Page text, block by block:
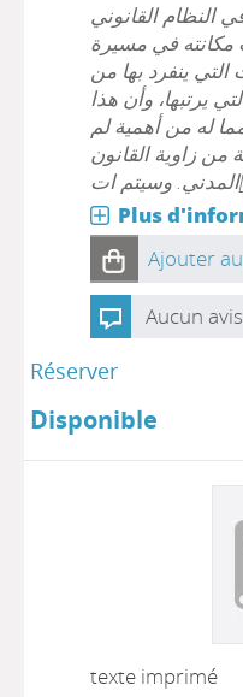
النظام القانوني
مكانته في مسيرة
ينفرد بها من
يرتبها، وأن هذا
له من أهمية لم
من زاوية القانون
Plus
Ajouter
Aucun
Réserver
Disponible
texte imprimé